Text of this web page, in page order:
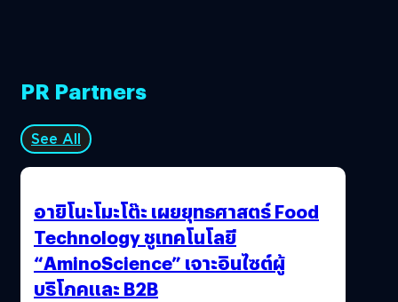
งาน Bangkok International Digital Content Festival หรือ
อุตสาหกรรม โดยมี กรมส่งเสริมการค้าระหว่างประเทศ
สำนักงานส่งเสริมเศรษฐกิจดิจิทัล กับ สำนักงานส่งเสริมการ
PR Partners
See All
อายิโนะโมะโต๊ะ เผยยุทธศาสตร์ Food
Technology ชูเทคโนโลยี
“AminoScience” เจาะอินไซต์ผู้
บริโภคและ B2B